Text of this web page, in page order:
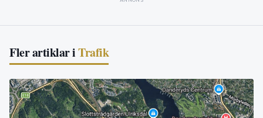
Fler artiklar iTrafik